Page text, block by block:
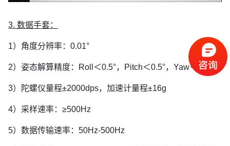
3. 数据手套：
1）角度分辨率：0.01°
2）姿态解算精度：Roll＜0.5°，Pitch＜0.5°，Yaw＜1°
3）陀螺仪量程±2000dps，加速计量程±16g
4）采样速率：≥500Hz
5）数据传输速率：50Hz-500Hz